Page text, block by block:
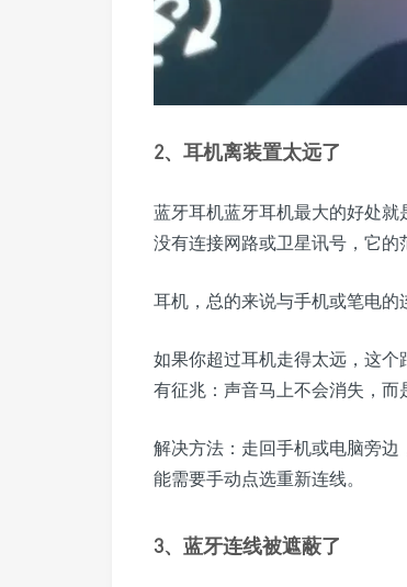
2、耳机离装置太远了
蓝牙耳机蓝牙耳机最大的好处
没有连接网路或卫星讯号，它的
耳机，总的来说与手机或笔电的
如果你超过耳机走得太远，这
有征兆：声音马上不会消失，而
解决方法：走回手机或电脑旁
能需要手动点选重新连线。
3、蓝牙连线被遮蔽了